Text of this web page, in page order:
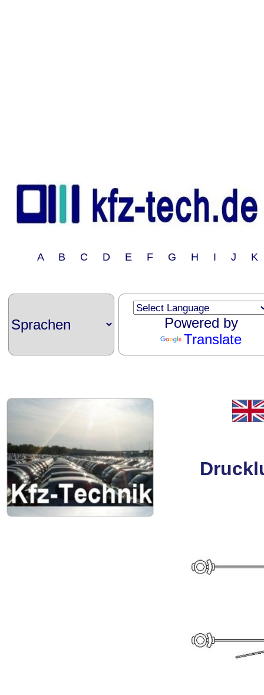
A B C D E F G H I J
Powered by
Translate